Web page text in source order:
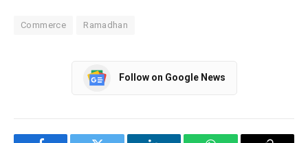
Commerce Ramadhan
Follow on Google News